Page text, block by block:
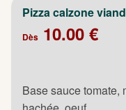
Pizza calzone
Dès 10.00 €
Base sauce tomate,